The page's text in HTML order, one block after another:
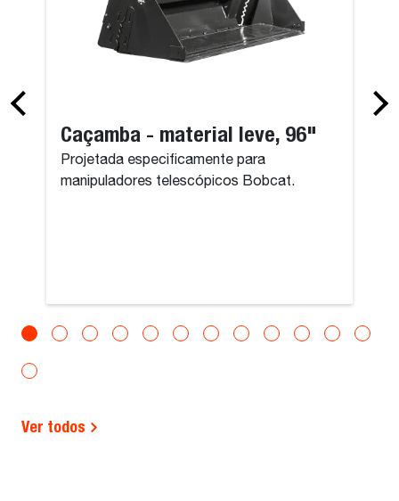
Caçamba - material leve, 96"
Projetada especificamente para
manipuladores telescópicos Bobcat.
Ver todos